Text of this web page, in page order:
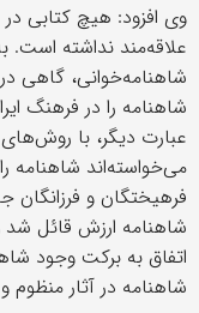
وی افزود: هیچ کتابی در
علاقه‌مند نداشته
شاهنامه‌خوانی، گاهی
شاهنامه را در فرهنگ
عبارت دیگر، با
می‌خواسته‌اند شاهنامه
فرهیختگان و فرزانگان
شاهنامه ارزش قائل
اتفاق به برکت وجود
شاهنامه در آثار منظوم